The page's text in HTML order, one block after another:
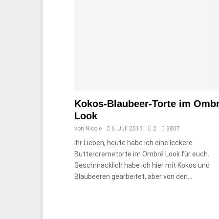
Kokos-Blaubeer-Torte im
Look
von Nicole 6. Juli 2015 2 3807
Ihr Lieben, heute habe ich eine leckere
Buttercremetorte im Ombré Look für euch.
Geschmacklich habe ich hier mit Kokos und
Blaubeeren gearbeitet, aber von den...